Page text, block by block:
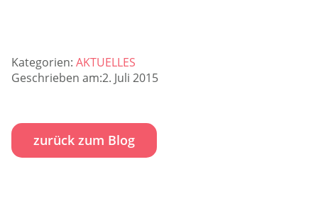
Kategorien: AKTUELLES
Geschrieben am:2. Juli 2015
zurück zum Blog